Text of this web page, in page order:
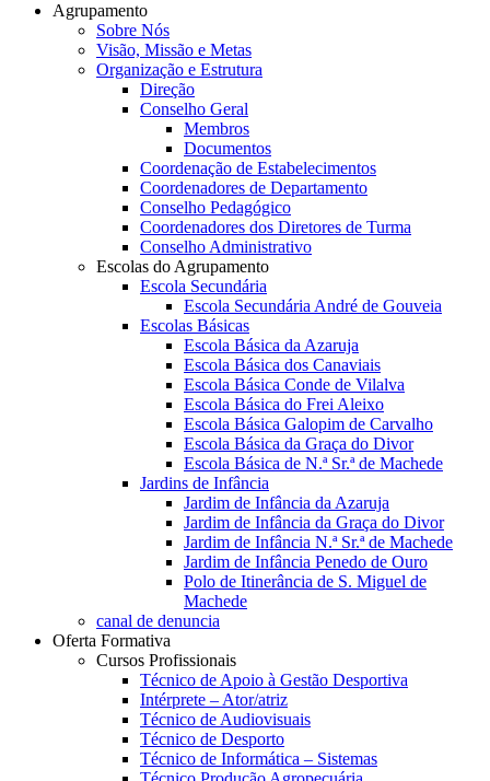
Agrupamento
Sobre Nós
Visão, Missão e Metas
Organização e Estrutura
Direção
Conselho Geral
Membros
Documentos
Coordenação de Estabelecimentos
Coordenadores de Departamento
Conselho Pedagógico
Coordenadores dos Diretores de Turma
Conselho Administrativo
Escolas do Agrupamento
Escola Secundária
Escola Secundária André de Gouveia
Escolas Básicas
Escola Básica da Azaruja
Escola Básica dos Canaviais
Escola Básica Conde de Vilalva
Escola Básica do Frei Aleixo
Escola Básica Galopim de Carvalho
Escola Básica da Graça do Divor
Escola Básica de N.ª Sr.ª de Machede
Jardins de Infância
Jardim de Infância da Azaruja
Jardim de Infância da Graça do Divor
Jardim de Infância N.ª Sr.ª de Machede
Jardim de Infância Penedo de Ouro
Polo de Itinerância de S. Miguel de
Machede
canal de denuncia
Oferta Formativa
Cursos Profissionais
Técnico de Apoio à Gestão Desportiva
Intérprete – Ator/atriz
Técnico de Audiovisuais
Técnico de Desporto
Técnico de Informática – Sistemas